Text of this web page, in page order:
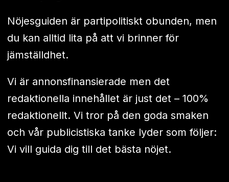
Nöjesguiden är partipolitiskt obunden, men
du kan alltid lita på att vi brinner för
jämställdhet.
Vi är annonsfinansierade men det
redaktionella innehållet är just det – 100%
redaktionellt. Vi tror på den goda smaken
och vår publicistiska tanke lyder som följer:
Vi vill guida dig till det bästa nöjet.